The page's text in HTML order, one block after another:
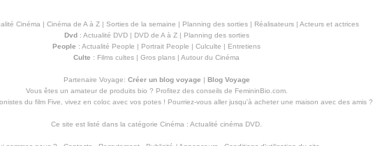
Cinéma | Cinéma de A à Z| Sorties de la semaine | Planning des sorties| Réalisateurs| Acteurs et actrices
Dvd: Actualité DVD| DVD de A à Z| Planning des sorties
People : Actualité People | Portrait People | Culculte | Entretiens
Culte : Films cultes | Gros plans | Autour du Cinéma
Partenaire Voyage: Créer un blog voyage | Blog Voyage
Vous êtes un amateur de produits bio ? Profitez des conseils de FemininBio.com.
du film Five, vivez en coloc avec vos potes ! Pourriez-vous aller jusqu'à acheter une maison avec des amis?
Ce site est listé dans la catégorie Cinéma : Actualité cinéma DVD